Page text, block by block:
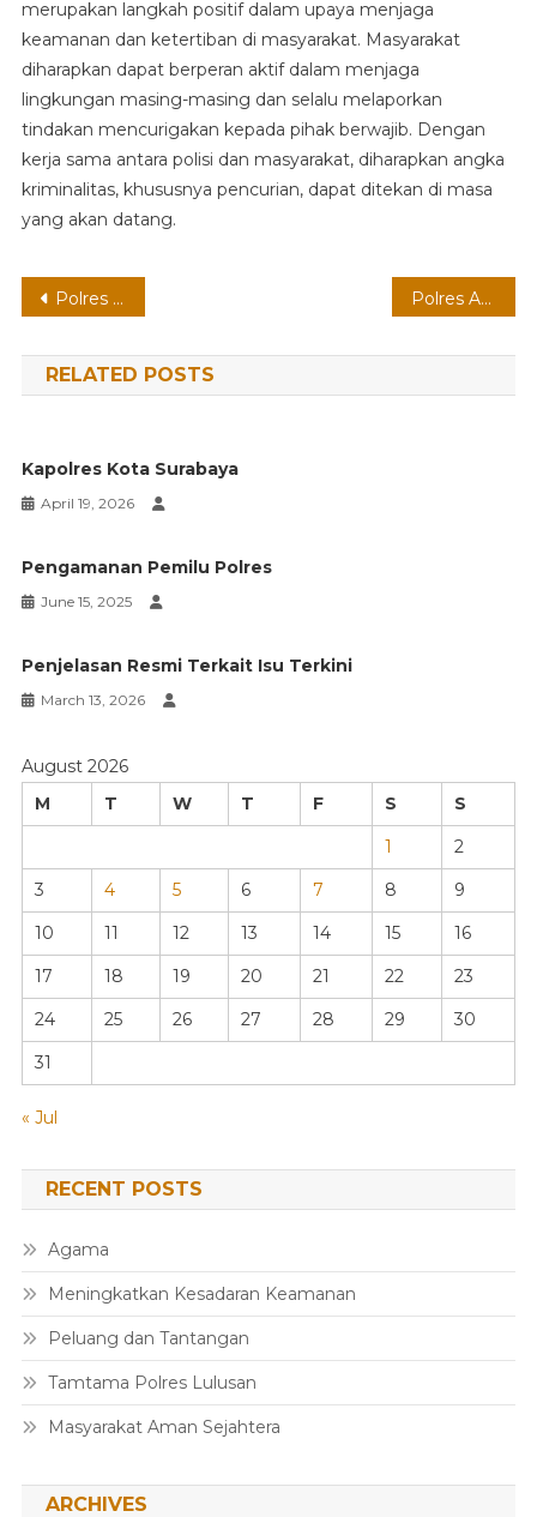
merupakan langkah positif dalam upaya menjaga
keamanan dan ketertiban di masyarakat. Masyarakat
diharapkan dapat berperan aktif dalam menjaga
lingkungan masing-masing dan selalu melaporkan
tindakan mencurigakan kepada pihak berwajib. Dengan
kerja sama antara polisi dan masyarakat, diharapkan angka
kriminalitas, khususnya pencurian, dapat ditekan di masa
yang akan datang.
Post
navigation
Polres Luncurkan Program Inovatif Untuk Meningkatkan Keamanan Masyarakat Polres Amankan Pelaku Narkoba
RELATED POSTS
Kapolres Kota Surabaya
April 19, 2026
Pengamanan Pemilu Polres
June 15, 2025
Penjelasan Resmi Terkait Isu Terkini
March 13, 2026
August 2026
M
T W T F S
S
1
2
3
4 5 6 7 8
9
10
11 12 13 14 15
16
17
18 19 20 21 22
23
24
25 26 27 28 29
30
31
« Jul
RECENT POSTS
Agama
Meningkatkan Kesadaran Keamanan
Peluang dan Tantangan
Tamtama Polres Lulusan
Masyarakat Aman Sejahtera
ARCHIVES